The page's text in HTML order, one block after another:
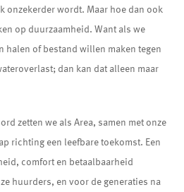
wordt. Maar hoe dan ook
op duurzaamheid. Want als we
halen of bestand willen maken tegen
dan kan dat alleen maar
zetten we als Area, samen met onze
richting een leefbare toekomst. Een
comfort en betaalbaarheid
huurders, en voor de generaties na